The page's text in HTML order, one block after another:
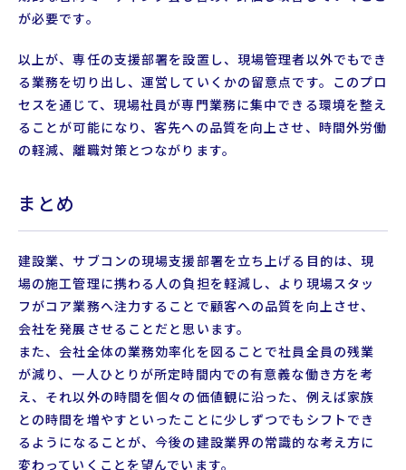
が必要です。
以上が、専任の支援部署を設置し、現場管理者以外でもでき
る業務を切り出し、運営していくかの留意点です。このプロ
セスを通じて、現場社員が専門業務に集中できる環境を整え
ることが可能になり、客先への品質を向上させ、時間外労働
の軽減、離職対策とつながります。
まとめ
建設業、サブコンの現場支援部署を立ち上げる目的は、現
場の施工管理に携わる人の負担を軽減し、より現場スタッ
フがコア業務へ注力することで顧客への品質を向上させ、
会社を発展させることだと思います。
また、会社全体の業務効率化を図ることで社員全員の残業
が減り、一人ひとりが所定時間内での有意義な働き方を考
え、それ以外の時間を個々の価値観に沿った、例えば家族
との時間を増やすといったことに少しずつでもシフトでき
るようになることが、今後の建設業界の常識的な考え方に
変わっていくことを望んでいます。